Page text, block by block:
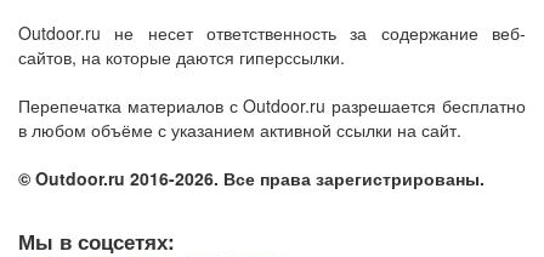
Outdoor.ru не несет ответственность за содержание веб-
сайтов, на которые даются гиперссылки.
Перепечатка материалов с Outdoor.ru разрешается бесплатно
в любом объёме с указанием активной ссылки на сайт.
© Outdoor.ru 2016-2026. Все права зарегистрированы.
Мы в соцсетях: